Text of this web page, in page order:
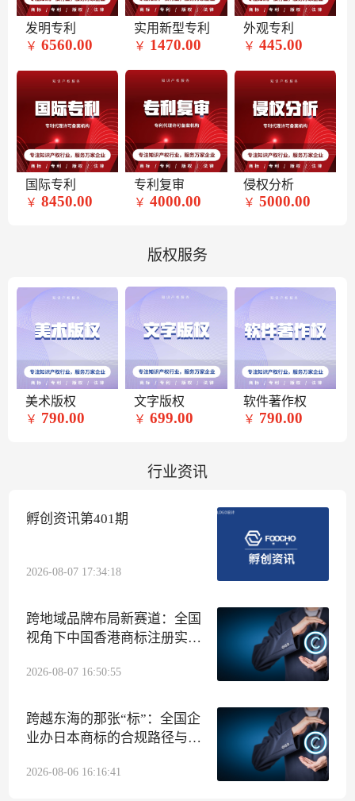
发明专利
￥ 6560.00
实用新型专利
￥ 1470.00
外观专利
￥ 445.00
国际专利
￥ 8450.00
专利复审
￥ 4000.00
侵权分析
￥ 5000.00
版权服务
美术版权
￥ 790.00
文字版权
￥ 699.00
软件著作权
￥ 790.00
行业资讯
孵创资讯第401期
2026-08-07 17:34:18
跨地域品牌布局新赛道：全国
视角下中国香港商标注册实操
2026-08-07 16:50:55
跨越东海的那张“标”：全国企
业办日本商标的合规路径与孵
2026-08-06 16:16:41